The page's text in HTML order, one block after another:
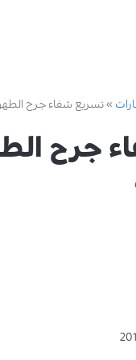
تسريع شفاء جرح
جرح